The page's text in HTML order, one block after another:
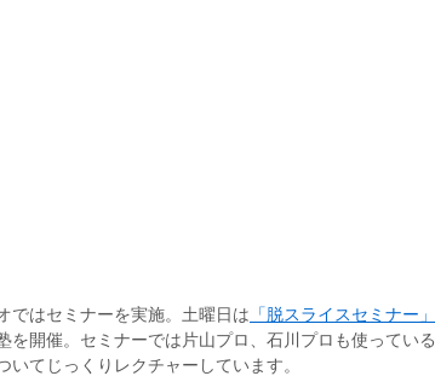
ではセミナーを実施。土曜日は 「脱スライスセミナー」
を開催。セミナーでは片山プロ、石川プロも使っている
てじっくりレクチャーしています。